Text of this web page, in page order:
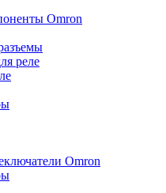
Omron
реле
Omron